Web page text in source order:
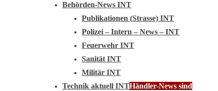
Behörden-News INT
Publikationen (Strasse) INT
Polizei – Intern – News – INT
Feuerwehr INT
Sanität INT
Militär INT
Technik aktuell INTHändler-News sind